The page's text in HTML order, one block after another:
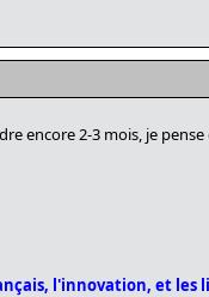
encore 2-3 mois, je
l'innovation, et les